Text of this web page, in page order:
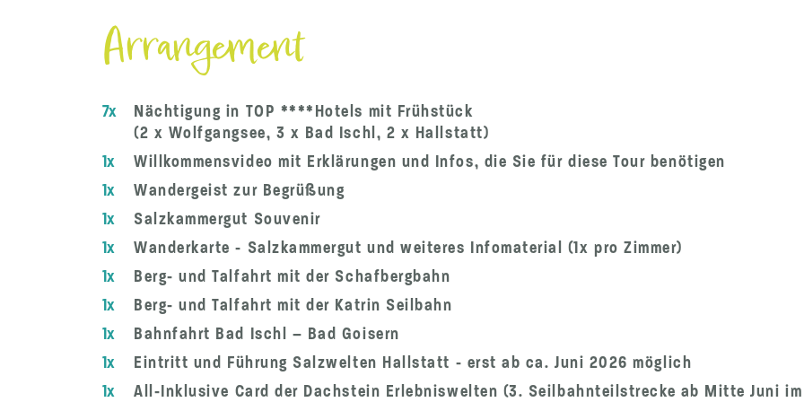
Arrangement
7x
Nächtigung in TOP ****Hotels mit Frühstück
(2 x Wolfgangsee, 3 x Bad Ischl, 2 x Hallstatt)
1x
Willkommensvideo mit Erklärungen und Infos, die Sie für diese Tour benötigen
1x
Wandergeist zur Begrüßung
1x
Salzkammergut Souvenir
1x
Wanderkarte - Salzkammergut und weiteres Infomaterial (1x pro Zimmer)
1x
Berg- und Talfahrt mit der Schafbergbahn
1x
Berg- und Talfahrt mit der Katrin Seilbahn
1x
Bahnfahrt Bad Ischl – Bad Goisern
1x
Eintritt und Führung Salzwelten Hallstatt - erst ab ca. Juni 2026 möglich
1x
All-Inklusive Card der Dachstein Erlebniswelten (3. Seilbahnteilstrecke ab Mitte Juni